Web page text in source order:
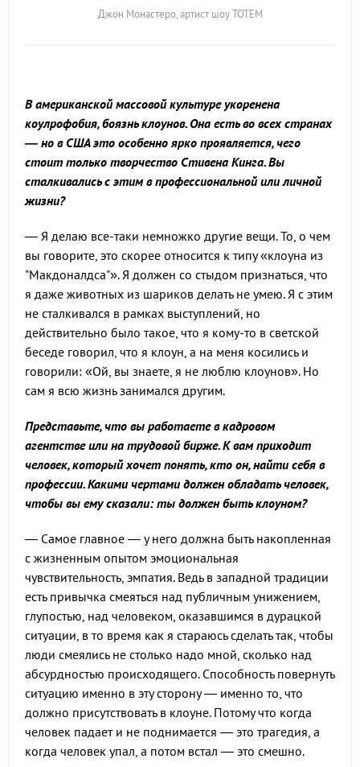
Джон Монастеро, артист шоу TOTEM
В американской массовой культуре укоренена
коулрофобия, боязнь клоунов. Она есть во всех странах
— но в США это особенно ярко проявляется, чего
стоит только творчество Стивена Кинга. Вы
сталкивались с этим в профессиональной или личной
жизни?
— Я делаю все-таки немножко другие вещи. То, о чем
вы говорите, это скорее относится к типу «клоуна из
"Макдоналдса"». Я должен со стыдом признаться, что
я даже животных из шариков делать не умею. Я с этим
не сталкивался в рамках выступлений, но
действительно было такое, что я кому-то в светской
беседе говорил, что я клоун, а на меня косились и
говорили: «Ой, вы знаете, я не люблю клоунов». Но
сам я всю жизнь занимался другим.
Представьте, что вы работаете в кадровом
агентстве или на трудовой бирже. К вам приходит
человек, который хочет понять, кто он, найти себя в
профессии. Какими чертами должен обладать человек,
чтобы вы ему сказали: ты должен быть клоуном?
— Самое главное — у него должна быть накопленная
с жизненным опытом эмоциональная
чувствительность, эмпатия. Ведь в западной традиции
есть привычка смеяться над публичным унижением,
глупостью, над человеком, оказавшимся в дурацкой
ситуации, в то время как я стараюсь сделать так, чтобы
люди смеялись не столько надо мной, сколько над
абсурдностью происходящего. Способность повернуть
ситуацию именно в эту сторону — именно то, что
должно присутствовать в клоуне. Потому что когда
человек падает и не поднимается — это трагедия, а
когда человек упал, а потом встал — это смешно.